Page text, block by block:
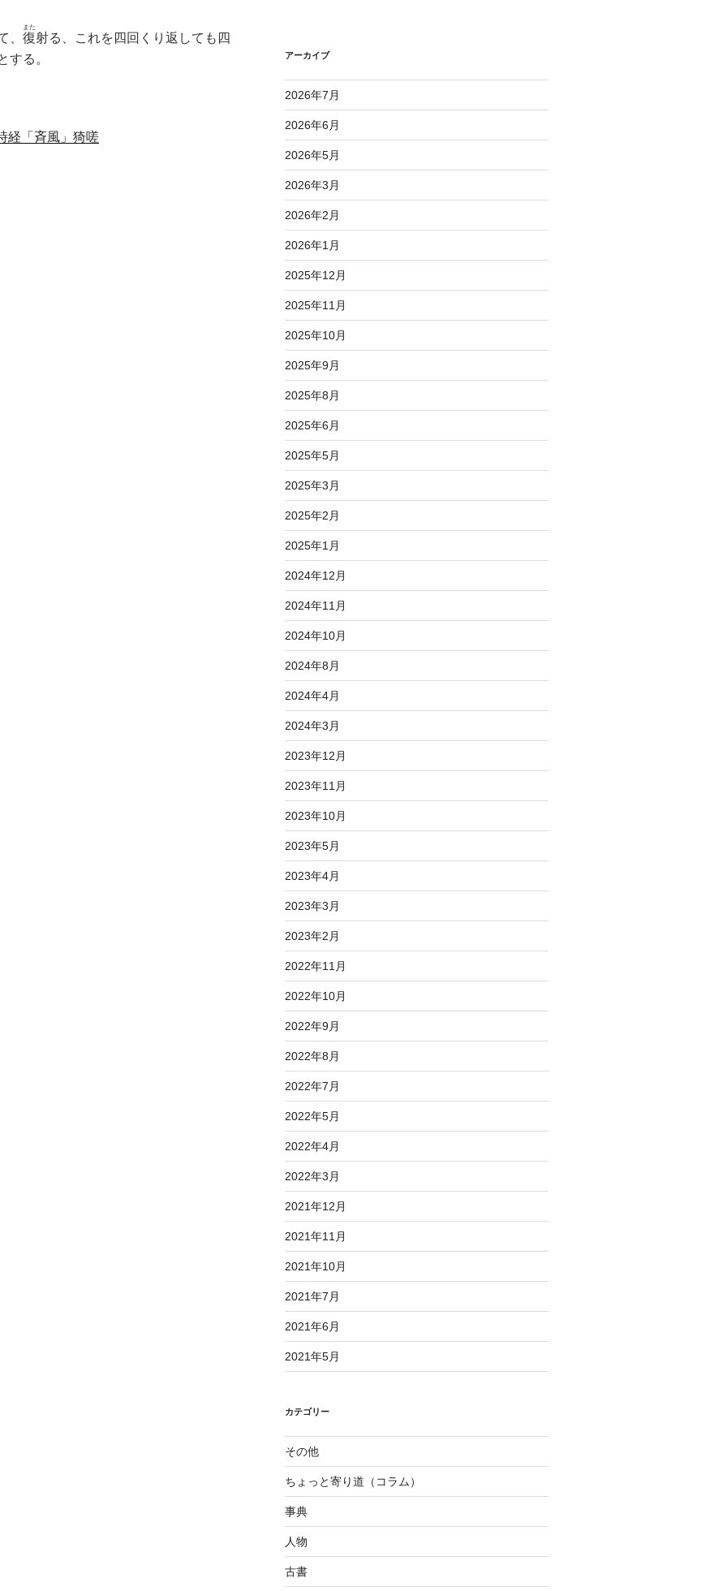
、 復
また
射る、これを四回くり返しても四
する。
経「斉風」猗嗟
アーカイブ
2026年7月
2026年6月
2026年5月
2026年3月
2026年2月
2026年1月
2025年12月
2025年11月
2025年10月
2025年9月
2025年8月
2025年6月
2025年5月
2025年3月
2025年2月
2025年1月
2024年12月
2024年11月
2024年10月
2024年8月
2024年4月
2024年3月
2023年12月
2023年11月
2023年10月
2023年5月
2023年4月
2023年3月
2023年2月
2022年11月
2022年10月
2022年9月
2022年8月
2022年7月
2022年5月
2022年4月
2022年3月
2021年12月
2021年11月
2021年10月
2021年7月
2021年6月
2021年5月
カテゴリー
その他
ちょっと寄り道（コラム）
事典
人物
古書